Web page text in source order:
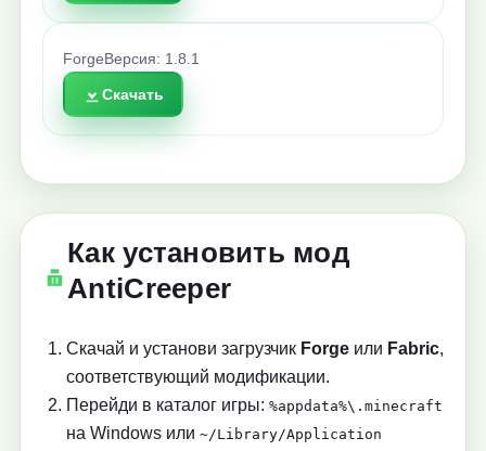
Forge Версия: 1.8.1
Скачать
Как установить мод
AntiCreeper
Скачай и установи загрузчик Forge или Fabric,
соответствующий модификации.
Перейди в каталог игры: %appdata%\.minecraft
на Windows или ~/Library/Application